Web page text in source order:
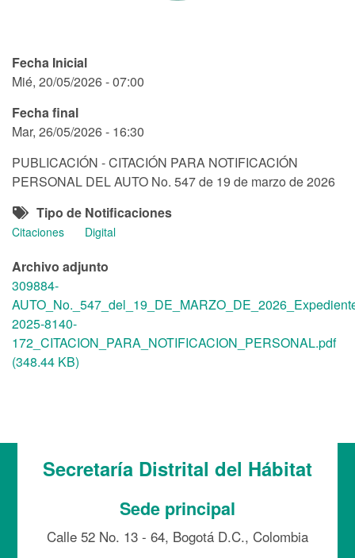
Fecha Inicial
Mié, 20/05/2026 - 07:00
Fecha final
Mar, 26/05/2026 - 16:30
PUBLICACIÓN - CITACIÓN PARA NOTIFICACIÓN
PERSONAL DEL AUTO No. 547 de 19 de marzo de 2026
Tipo de Notificaciones
Citaciones Digital
Archivo adjunto
309884-
2025-8140-
172_CITACION_PARA_NOTIFICACION_PERSONAL.pdf
(348.44 KB)
Secretaría Distrital del Hábitat
Sede principal
Calle 52 No. 13 - 64, Bogotá D.C., Colombia